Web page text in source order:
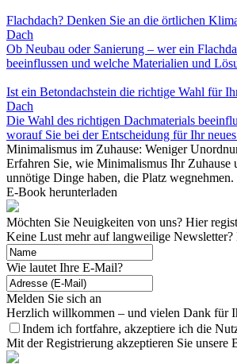
Flachdach? Denken Sie an die örtlichen
Dach
Ob Neubau oder Sanierung – wer ein
beeinflussen und welche Materialien und
Ist ein Betondachstein die richtige Wahl für
Dach
Die Wahl des richtigen Dachmaterials
worauf Sie bei der Entscheidung für Ihr
Minimalismus im Zuhause: Weniger
Erfahren Sie, wie Minimalismus Ihr Zuhause
unnötige Dinge haben, die Platz wegnehmen.
E-Book herunterladen
Möchten Sie Neuigkeiten von uns? Hier
Keine Lust mehr auf langweilige Newsletter?
Wie lautet Ihre E-Mail?
Melden Sie sich an
Herzlich willkommen – und vielen Dank für
Indem ich fortfahre, akzeptiere ich die
Mit der Registrierung akzeptieren Sie unsere